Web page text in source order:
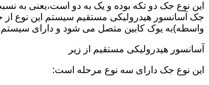
این نوع جک دو تکه بوده و یک به دو است،یعنی به
جک آسانسور هیدرولیکی مستقیم سیستم این نوع
واسطه)به یوک کابین متصل می شود و دارای
آسانسور هیدرولیکی مستقیم از زیر
این نوع جک دارای سه نوع مرحله است: